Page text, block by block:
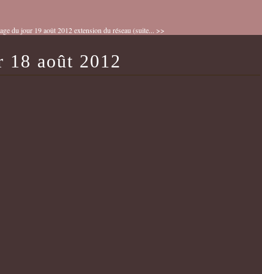
du jour 19 août 2012extension du réseau (suite... >>
18 août 2012